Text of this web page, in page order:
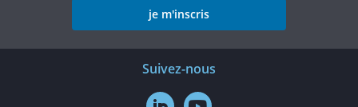
je m'inscris
Suivez-nous